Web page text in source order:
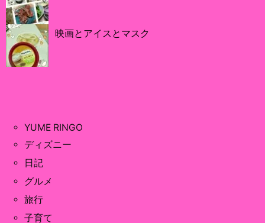
映画とアイスとマスク
YUME RINGO
ディズニー
日記
グルメ
旅行
子育て